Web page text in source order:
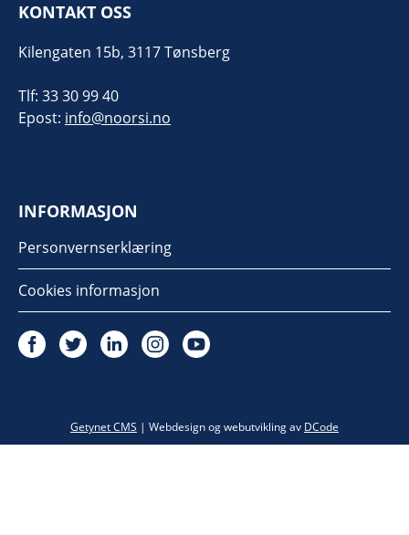
KONTAKT OSS
Kilengaten 15b, 3117 Tønsberg
Tlf: 33 30 99 40
Epost: info@noorsi.no
INFORMASJON
Personvernserklæring
Cookies informasjon
Getynet CMS | Webdesign og webutvikling av DCode